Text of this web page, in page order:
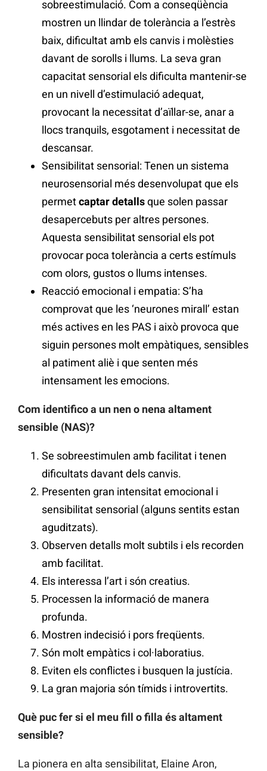
sobreestimulació. Com a conseqüència
mostren un llindar de tolerància a l’estrès
baix, dificultat amb els canvis i molèsties
davant de sorolls i llums. La seva gran
capacitat sensorial els dificulta mantenir-se
en un nivell d’estimulació adequat,
provocant la necessitat d’aïllar-se, anar a
llocs tranquils, esgotament i necessitat de
descansar.
Sensibilitat sensorial: Tenen un sistema
neurosensorial més desenvolupat que els
permetcaptar detallsque solen passar
desapercebuts per altres persones.
Aquesta sensibilitat sensorial els pot
provocar poca tolerància a certs estímuls
com olors, gustos o llums intenses.
Reacció emocional i empatia: S’ha
comprovat que les ‘neurones mirall’ estan
més actives en les PAS i això provoca que
siguin persones molt empàtiques, sensibles
al patiment aliè i que senten més
intensament les emocions.
Com identifico a un nen o nena altament
sensible (NAS)?
Se sobreestimulen amb facilitat i tenen
dificultats davant dels canvis.
Presenten gran intensitat emocional i
sensibilitat sensorial (alguns sentits estan
aguditzats).
Observen detalls molt subtils i els recorden
amb facilitat.
Els interessa l’art i són creatius.
Processen la informació de manera
profunda.
Mostren indecisió i pors freqüents.
Són molt empàtics i col·laboratius.
Eviten els conflictes i busquen la justícia.
La gran majoria són tímids i introvertits.
Què puc fer si el meu fill o filla és altament
sensible?
La pionera en alta sensibilitat, Elaine Aron,